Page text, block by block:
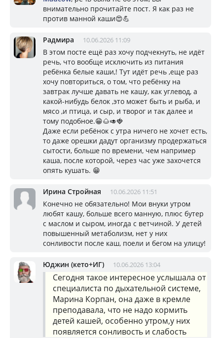
внимательно прочитайте пост. Я как раз не
против манной каши😍💪
Радмира 10.06.2026 11:09
В этом посте ещё раз хочу подчекнуть, не идёт
речь, что вообще исключить из питания
ребёнка белые каши,! Тут идёт речь ,еще раз
хочу повториться, о том, что ребёнку на
завтрак лучше давать не кашу, как углевод, а
какой-нибудь белок ,это может быть и рыба, и
мясо ,и птица, и сыр, и творог и так далее и
тому подобное.😁🌰🥑🍓
Даже если ребёнок с утра ничего не хочет есть,
то даже орешки дадут организму продержаться
сытости, больше по времени, чем например
каша, после которой, через час уже захочется
опять кушать. 😁
Ирина Стройная 10.06.2026 11:51
Конечно не обязательно! Мои внуки утром
любят кашу, больше всего манную, плюс бутер
с маслом и сыром, иногда с ветчиной. У детей
повышенный метаболизм, нет у них
сонливости после каш, поели и бегом на улицу!
Юджин (кето+ИГ) 10.06.2026 13:04
Сегодня такое интересное услышала от
специалиста по дыхательной системе,
Марина Корпан, она даже в кремле
преподавала, что не надо кормить
детей кашей, особенно утром,у них
появляется сонливость и слабость